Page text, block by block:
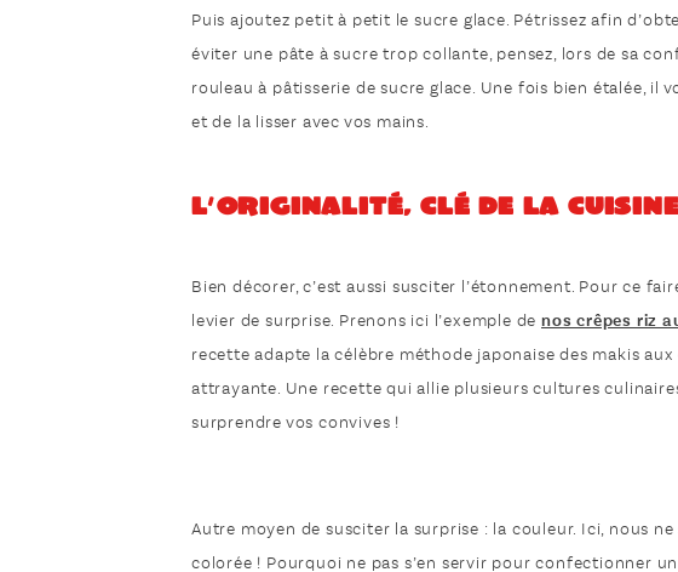
Puis ajoutez petit à petit le sucre glace. Pétrissez afin
éviter une pâte à sucre trop collante, pensez, lors de sa
rouleau à pâtisserie de sucre glace. Une fois bien étalée, il
et de la lisser avec vos mains.
L’originalité, clé de la
Bien décorer, c’est aussi susciter l’étonnement. Pour ce
levier de surprise. Prenons ici l’exemple de nos crêpes riz
recette adapte la célèbre méthode japonaise des makis
attrayante. Une recette qui allie plusieurs cultures
surprendre vos convives !
Autre moyen de susciter la surprise : la couleur. Ici, nous
colorée ! Pourquoi ne pas s’en servir pour confectionner un